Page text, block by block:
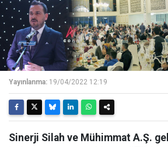
Yayınlanma: 19/04/2022 12:19
Sinerji Silah ve Mühimmat A.Ş.